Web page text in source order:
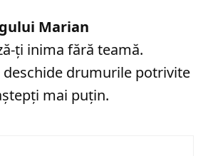
Marian
ți inima fără teamă.
deschide drumurile potrivite
mai puțin.